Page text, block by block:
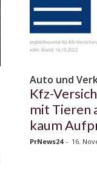
Auto und
Kfz-
mit Tieren
kaum
PrNews24 - 16.